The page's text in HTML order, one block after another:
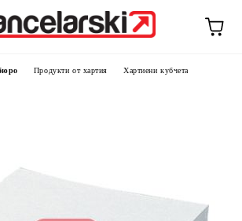
Продукти от хартия Хартиени кубчета